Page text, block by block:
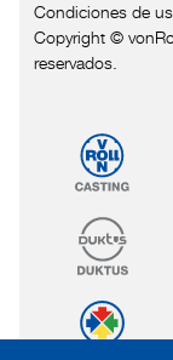
Condiciones de
Copyright ©
reservados.